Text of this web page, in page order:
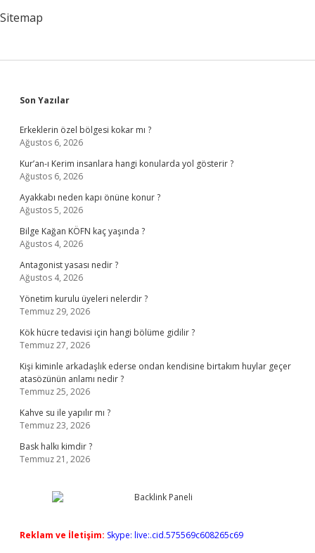
Sitemap
Sidebar
Son Yazılar
Erkeklerin özel bölgesi kokar mı ?
Ağustos 6, 2026
Kur’an-ı Kerim insanlara hangi konularda yol gösterir ?
Ağustos 6, 2026
Ayakkabı neden kapı önüne konur ?
Ağustos 5, 2026
Bilge Kağan KÖFN kaç yaşında ?
Ağustos 4, 2026
Antagonist yasası nedir ?
Ağustos 4, 2026
Yönetim kurulu üyeleri nelerdir ?
Temmuz 29, 2026
Kök hücre tedavisi için hangi bölüme gidilir ?
Temmuz 27, 2026
Kişi kiminle arkadaşlık ederse ondan kendisine birtakım huylar geçer
atasözünün anlamı nedir ?
Temmuz 25, 2026
Kahve su ile yapılır mı ?
Temmuz 23, 2026
Bask halkı kimdir ?
Temmuz 21, 2026
Reklam ve İletişim: Skype: live:.cid.575569c608265c69